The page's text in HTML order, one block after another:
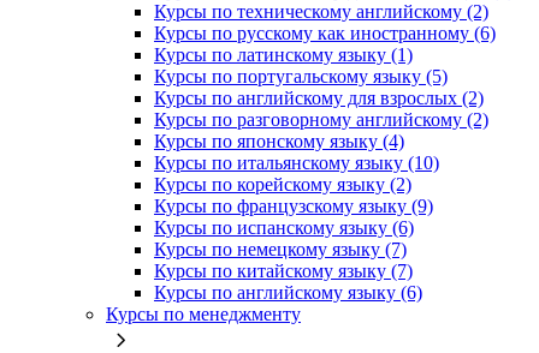
Курсы по техническому английскому (2)
Курсы по русскому как иностранному (6)
Курсы по латинскому языку (1)
Курсы по португальскому языку (5)
Курсы по английскому для взрослых (2)
Курсы по разговорному английскому (2)
Курсы по японскому языку (4)
Курсы по итальянскому языку (10)
Курсы по корейскому языку (2)
Курсы по французскому языку (9)
Курсы по испанскому языку (6)
Курсы по немецкому языку (7)
Курсы по китайскому языку (7)
Курсы по английскому языку (6)
Курсы по менеджменту